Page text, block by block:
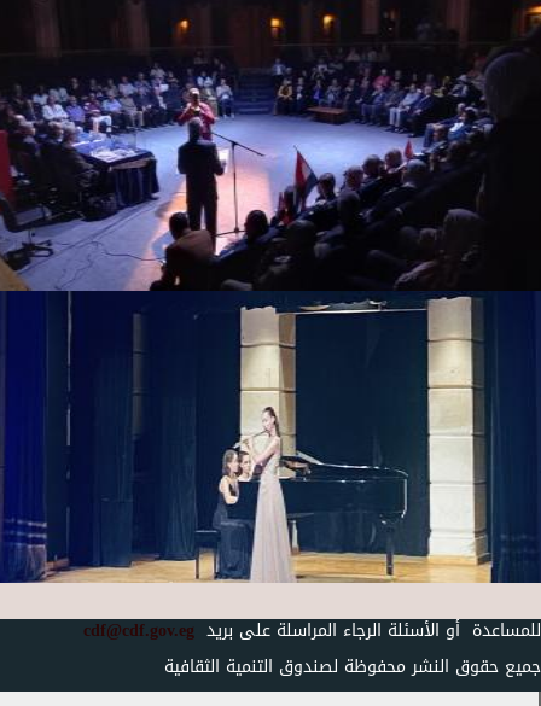
للمساعدة أو الأسئلة الرجاء المراسلة على بريد
جميع حقوق النشر محفوظة لصندوق التنمية الثقافية